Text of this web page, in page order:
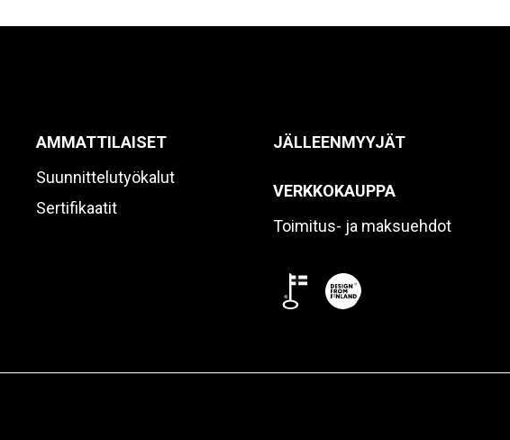
AMMATTILAISET
Suunnittelutyökalut
Sertifikaatit
JÄLLEENMYYJÄT
VERKKOKAUPPA
Toimitus- ja maksuehdot